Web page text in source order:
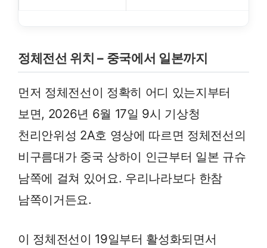
정체전선 위치 – 중국에서 일본까지
먼저 정체전선이 정확히 어디 있는지부터
보면, 2026년 6월 17일 9시 기상청
천리안위성 2A호 영상에 따르면 정체전선의
비구름대가 중국 상하이 인근부터 일본 규슈
남쪽에 걸쳐 있어요. 우리나라보다 한참
남쪽이거든요.
이 정체전선이 19일부터 활성화되면서